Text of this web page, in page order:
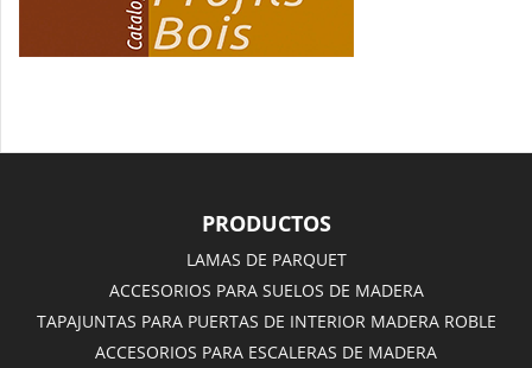
PRODUCTOS
LAMAS DE PARQUET
ACCESORIOS PARA SUELOS DE MADERA
TAPAJUNTAS PARA PUERTAS DE INTERIOR MADERA ROBLE
ACCESORIOS PARA ESCALERAS DE MADERA